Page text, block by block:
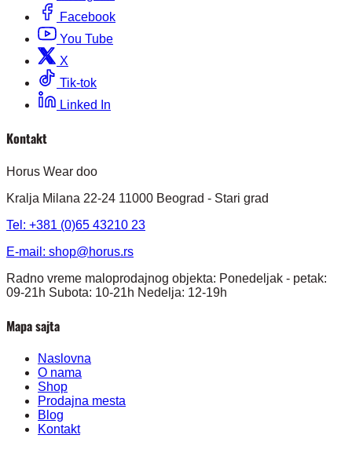
Facebook
You Tube
X
Tik-tok
Linked In
Kontakt
Horus Wear doo
Kralja Milana 22-24 11000 Beograd - Stari grad
Tel: +381 (0)65 43210 23
E-mail: shop@horus.rs
Radno vreme maloprodajnog objekta: Ponedeljak - petak:
09-21h Subota: 10-21h Nedelja: 12-19h
Mapa sajta
Naslovna
O nama
Shop
Prodajna mesta
Blog
Kontakt